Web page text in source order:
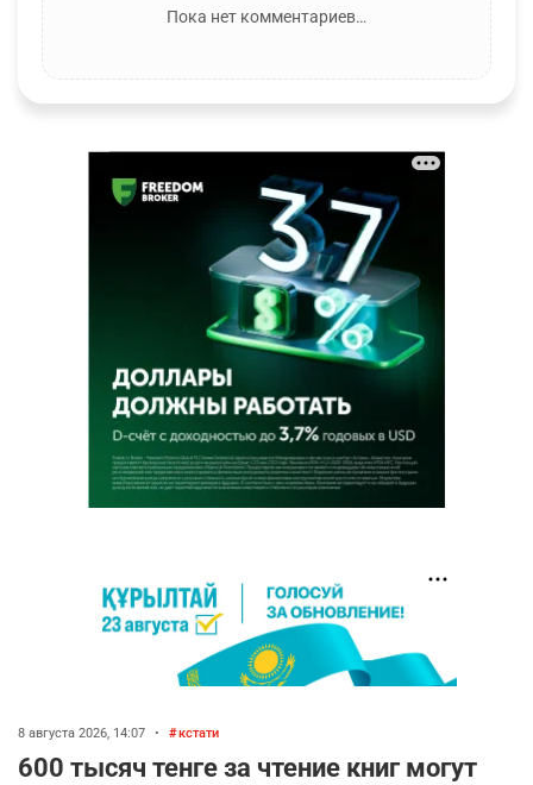
Пока нет комментариев…
8 августа 2026, 14:07 • кстати
600 тысяч тенге за чтение книг могут